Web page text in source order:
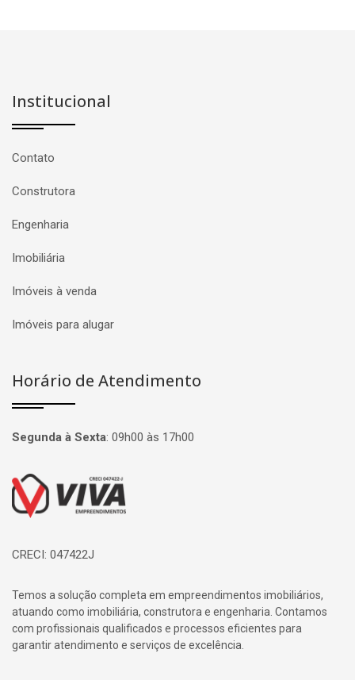
Institucional
Contato
Construtora
Engenharia
Imobiliária
Imóveis à venda
Imóveis para alugar
Horário de Atendimento
Segunda à Sexta: 09h00 às 17h00
Página inicial
CRECI: 047422J
Temos a solução completa em empreendimentos imobiliários,
atuando como imobiliária, construtora e engenharia. Contamos
com profissionais qualificados e processos eficientes para
garantir atendimento e serviços de excelência.